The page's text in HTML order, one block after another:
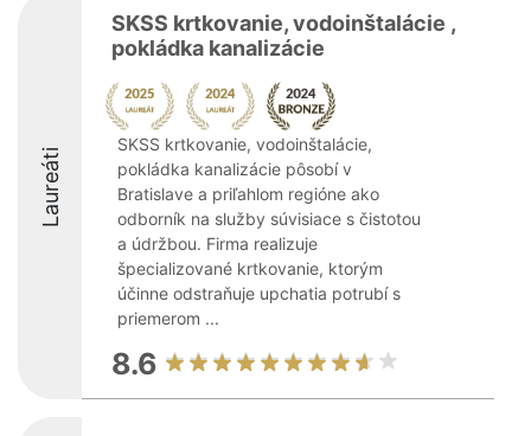
Laureáti
SKSS krtkovanie, vodoinštalácie ,
pokládka kanalizácie
SKSS krtkovanie, vodoinštalácie,
pokládka kanalizácie pôsobí v
Bratislave a priľahlom regióne ako
odborník na služby súvisiace s čistotou
a údržbou. Firma realizuje
špecializované krtkovanie, ktorým
účinne odstraňuje upchatia potrubí s
priemerom ...
8.6